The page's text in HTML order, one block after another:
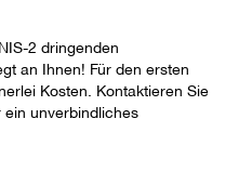
2 dringenden
an Ihnen! Für den ersten
Kosten. Kontaktieren Sie
unverbindliches